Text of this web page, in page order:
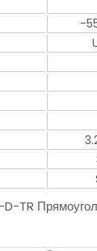
-
TR